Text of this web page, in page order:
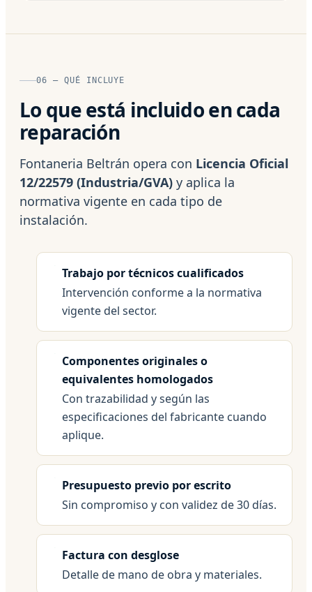
06 — QUÉ INCLUYE
Lo que está incluido en cada
reparación
Fontaneria Beltrán opera con Licencia Oficial
12/22579 (Industria/GVA) y aplica la
normativa vigente en cada tipo de
instalación.
Trabajo por técnicos cualificados
Intervención conforme a la normativa
vigente del sector.
Componentes originales o
equivalentes homologados
Con trazabilidad y según las
especificaciones del fabricante cuando
aplique.
Presupuesto previo por escrito
Sin compromiso y con validez de 30 días.
Factura con desglose
Detalle de mano de obra y materiales.